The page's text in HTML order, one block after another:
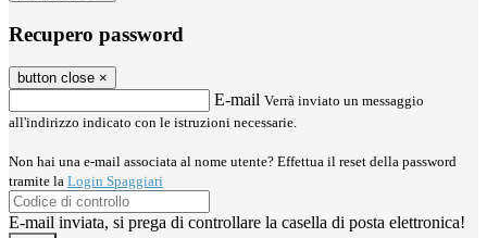
Recupero password
button close ×
E-mail Verrà inviato un messaggio
all'indirizzo indicato con le istruzioni necessarie.
Non hai una e-mail associata al nome utente? Effettua il reset della password
tramite la Login Spaggiari
E-mail inviata, si prega di controllare la casella di posta elettronica!